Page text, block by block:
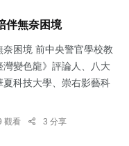
伴無奈困境
困境 前中央警官學校教
變色龍》評論人、八大
科技大學、崇右影藝科
觀看 3 分享